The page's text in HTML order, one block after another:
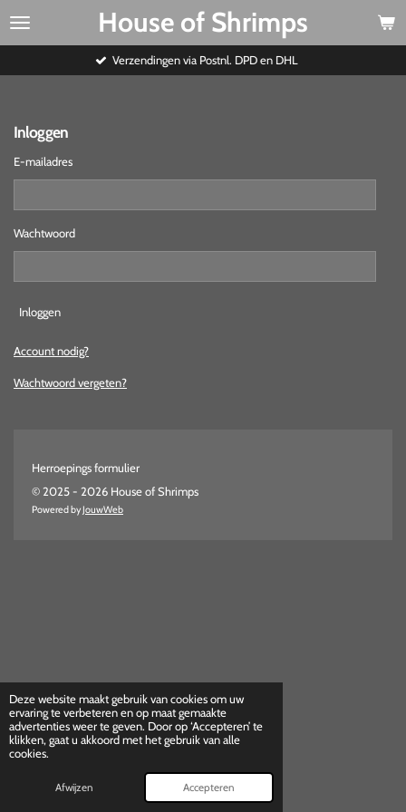
Deze website maakt gebruik van cookies om uw
ervaring te verbeteren en op maat gemaakte
advertenties weer te geven. Door op ‘Accepteren’ te
klikken, gaat u akkoord met het gebruik van alle
cookies.
Afwijzen Accepteren
Ga
House of Shrimps
Verzendingen via Postnl. DPD en DHL
Inloggen
E-mailadres
Wachtwoord
Inloggen
Account nodig?
Wachtwoord vergeten?
Herroepings formulier
© 2025 - 2026 House of Shrimps
Powered by JouwWeb